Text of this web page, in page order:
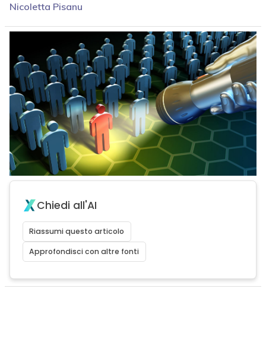
Nicoletta Pisanu
Chiedi all'AI
Riassumi questo articolo
Approfondisci con altre fonti